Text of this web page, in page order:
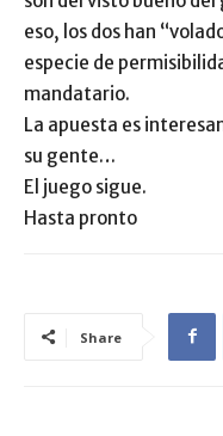
eso, los dos han
especie de
mandatario.
La apuesta es
su gente…
El juego sigue.
Hasta pronto
Share